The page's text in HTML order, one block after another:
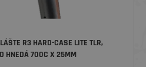
R3 HARD-CASE LITE TLR,
HNEDÁ 700C X 25MM